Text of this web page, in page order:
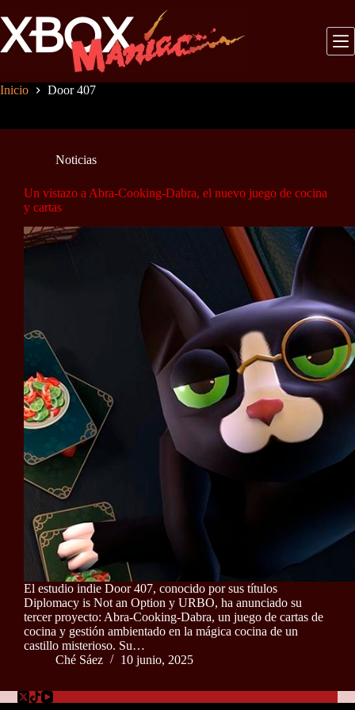
al
contenido
Inicio Door 407
Noticias
Un vistazo a Abra-Cooking-Dabra, el nuevo juego de cocina
y cartas
El estudio indie Door 407, conocido por sus títulos
Diplomacy is Not an Option y URBO, ha anunciado su
tercer proyecto: Abra-Cooking-Dabra, un juego de cartas de
cocina y gestión ambientado en la mágica cocina de un
castillo misterioso. Su…
Ché Sáez
10 junio, 2025